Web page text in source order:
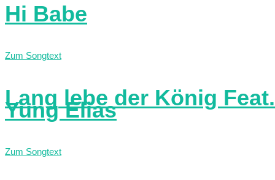
Hi Babe
Zum Songtext
Lang lebe der König Feat.
Yung Elias
Zum Songtext